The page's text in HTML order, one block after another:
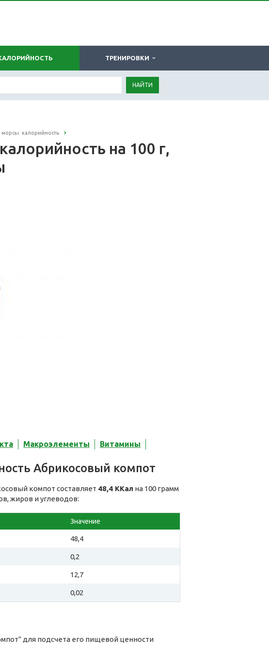
ТРЕНИРОВКИ
НАЙТИ
калорийность
на 100 г,
Макроэлементы Витамины
Абрикосовый компот
компот составляет 48,4 ККал на 100 грамм
жиров и углеводов:
Значение
48,4
0,2
12,7
0,02
для подсчета его пищевой ценности